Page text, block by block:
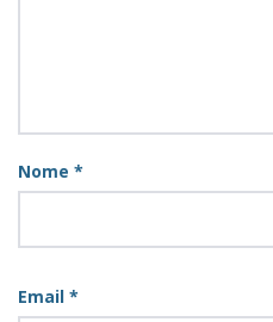
Nome *
Email *